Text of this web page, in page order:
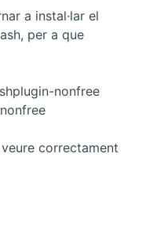
a instal·lar el
per a que
nonfree
correctament